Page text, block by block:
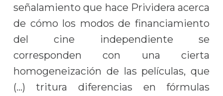
señalamiento que hace Prividera acerca
de cómo los modos de financiamiento
del cine independiente se
corresponden con una cierta
homogeneización de las películas, que
(…) tritura diferencias en fórmulas